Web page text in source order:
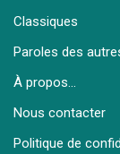
Classiques
Paroles des
À propos…
Nous contacter
Politique de